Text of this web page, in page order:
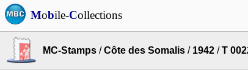
Mobile-Collections
MC-Stamps /Côte des Somalis / 1942 /T